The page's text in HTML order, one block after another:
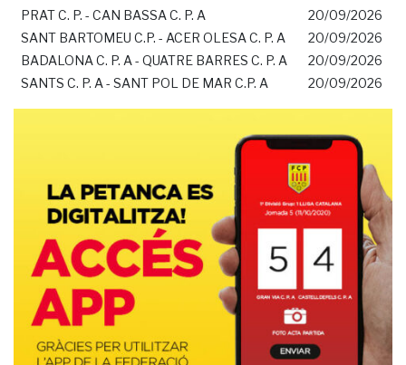
PRAT C. P. - CAN BASSA C. P. A
20/09/2026
SANT BARTOMEU C.P. - ACER OLESA C. P. A
20/09/2026
BADALONA C. P. A - QUATRE BARRES C. P. A
20/09/2026
SANTS C. P. A - SANT POL DE MAR C.P. A
20/09/2026